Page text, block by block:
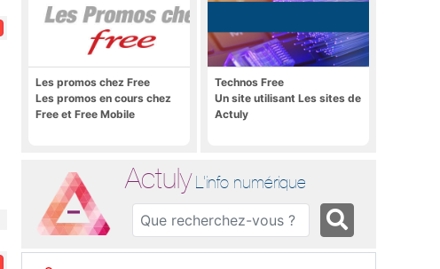
Les promos chez Free
Les promos en cours chez
Free et Free Mobile
Technos Free
Un site utilisant Les sites de
Actuly
Actuly L'info numérique